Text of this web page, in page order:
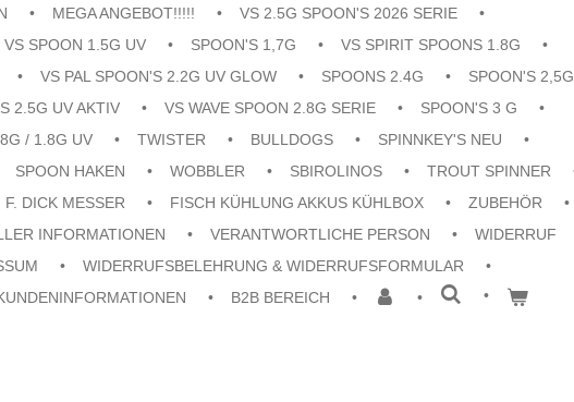
MEGA ANGEBOT!!!!!
VS 2.5G SPOON'S 2026 SERIE
VS SPOON 1.5G UV SPOON'S 1,7G
VS SPIRIT SPOONS 1.8G
VS PAL SPOON'S 2.2G UV GLOW SPOONS 2.4G
SPOON'S 2,5G
2.5G UV AKTIV VS WAVE SPOON 2.8G SERIE
SPOON'S 3 G
/ 1.8G UV TWISTER BULLDOGS
SPINNKEY'S NEU
SPOON HAKEN WOBBLER SBIROLINOS
TROUT SPINNER
F. DICK MESSER FISCH KÜHLUNG AKKUS KÜHLBOX
ZUBEHÖR
INFORMATIONEN VERANTWORTLICHE PERSON
WIDERRUF
WIDERRUFSBELEHRUNG & WIDERRUFSFORMULAR
B2B BEREICH